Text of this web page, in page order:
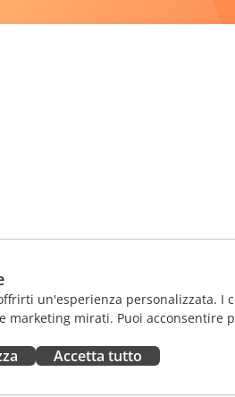
un'esperienza personalizzata.
marketing mirati. Puoi
Accetta tutto